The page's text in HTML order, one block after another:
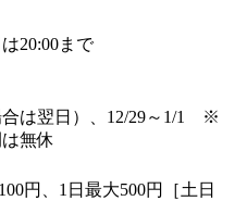
20:00まで
合は翌日）、12/29～1/1 ※
無休
円、1日最大500円［土日